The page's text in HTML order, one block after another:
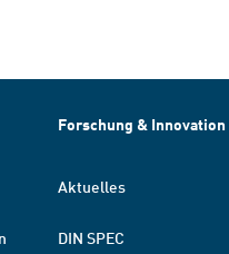
Forschung & Innovation
Aktuelles
DIN SPEC